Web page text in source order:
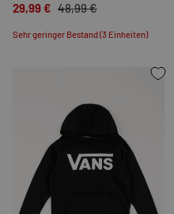
29,99 € 48,99 €
Sehr geringer Bestand (3 Einheiten)